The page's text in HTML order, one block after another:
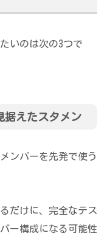
いのは次の3つで
据えたスタメン
ンバーを先発で使う
だけに、完全なテス
ー構成になる可能性